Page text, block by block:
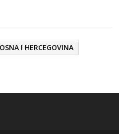
I HERCEGOVINA